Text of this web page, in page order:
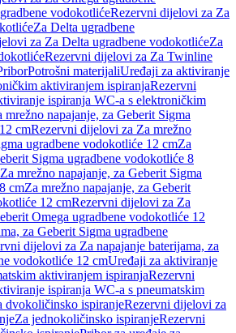
vodokotlićeRezervni dijelovi za Za
Za Delta ugradbene
za Za Delta ugradbene vodokotlićeZa
Rezervni dijelovi za Za Twinline
Potrošni materijaliUređaji za aktiviranje
aktiviranjem ispiranjaRezervni
ispiranja WC-a s elektroničkim
mrežno napajanje, za Geberit Sigma
cmRezervni dijelovi za Za mrežno
ugradbene vodokotliće 12 cmZa
Sigma ugradbene vodokotliće 8
mrežno napajanje, za Geberit Sigma
cmZa mrežno napajanje, za Geberit
12 cmRezervni dijelovi za Za
Omega ugradbene vodokotliće 12
za Geberit Sigma ugradbene
dijelovi za Za napajanje baterijama, za
vodokotliće 12 cmUređaji za aktiviranje
aktiviranjem ispiranjaRezervni
ispiranja WC-a s pneumatskim
dvokoličinsko ispiranjeRezervni dijelovi za
Za jednokoličinsko ispiranjeRezervni